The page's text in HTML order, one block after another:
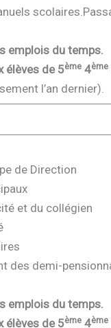
emplois du temps.
élèves de 5ème4ème
l’an dernier).
de Direction
et du collégien
des demi-
emplois du temps.
élèves de 5ème4ème